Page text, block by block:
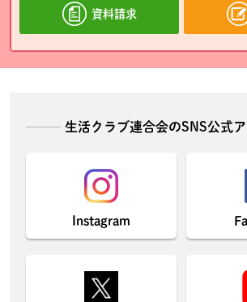
資料請求
生活クラブ連合会のSNS公式
Instagram